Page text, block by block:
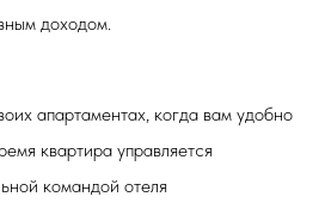
доходом.
апартаментах, когда вам удобно
квартира управляется
командой отеля